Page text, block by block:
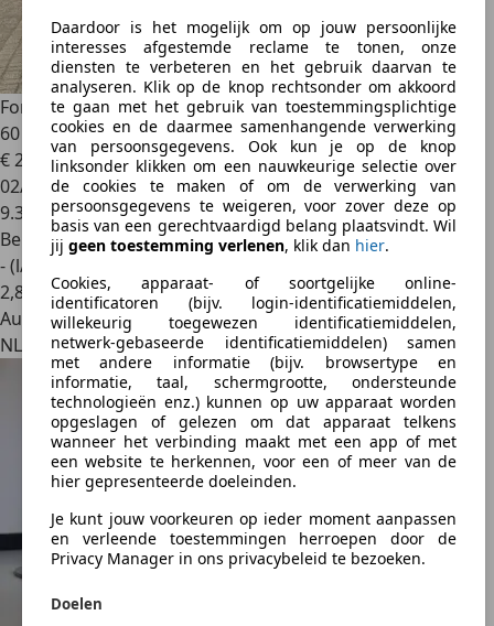
Daardoor is het mogelijk om op jouw persoonlijke
interesses afgestemde reclame te tonen, onze
diensten te verbeteren en het gebruik daarvan te
analyseren. Klik op de knop rechtsonder om akkoord
te gaan met het gebruik van toestemmingsplichtige
cookies en de daarmee samenhangende verwerking
van persoonsgegevens. Ook kun je op de knop
linksonder klikken om een nauwkeurige selectie over
de cookies te maken of om de verwerking van
persoonsgegevens te weigeren, voor zover deze op
basis van een gerechtvaardigd belang plaatsvindt. Wil
jij geen toestemming verlenen, klik dan hier.
Cookies, apparaat- of soortgelijke online-
identificatoren (bijv. login-identificatiemiddelen,
willekeurig toegewezen identificatiemiddelen,
netwerk-gebaseerde identificatiemiddelen) samen
met andere informatie (bijv. browsertype en
informatie, taal, schermgrootte, ondersteunde
technologieën enz.) kunnen op uw apparaat worden
opgeslagen of gelezen om dat apparaat telkens
wanneer het verbinding maakt met een app of met
een website te herkennen, voor een of meer van de
hier gepresenteerde doeleinden.
Je kunt jouw voorkeuren op ieder moment aanpassen
en verleende toestemmingen herroepen door de
Privacy Manager in ons privacybeleid te bezoeken.
Doelen
Ford Mustang Shelby GT500 Eleanor Windsor 351 "Gone in
60 secon
€ 239.500
02/1968
9.334 km
Benzine
- (l/100 km)
2,8
Autobedrijf
NL 5466 AB